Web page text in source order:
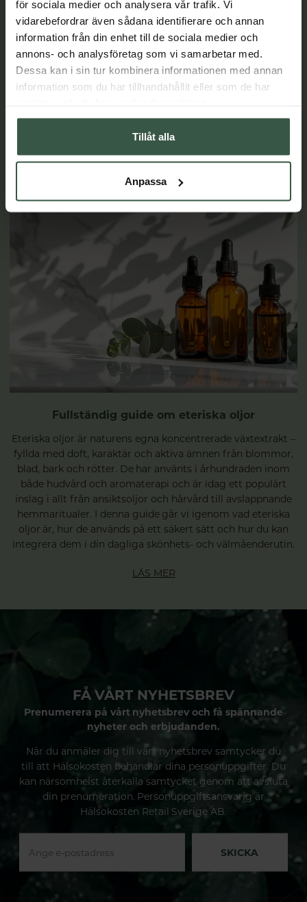
för sociala medier och analysera vår trafik. Vi
vidarebefordrar även sådana identifierare och annan
information från din enhet till de sociala medier och
annons- och analysföretag som vi samarbetar med.
Dessa kan i sin tur kombinera informationen med annan
information som du har tillhandahållit eller som de har
Tillåt alla
Anpassa
3 eteriska oljor för lindring vid förkylning
Eteriska oljor är perfekt att ha hemma i husapoteket, de kan
ge lindring vid flertalet besvär och åkommor. Inte minst
LÄS MER
Fullständig guide om eteriska oljor
Eteriska oljor är naturens egna koncentrerade växtextrakt –
fyllda med doft, karaktär och aktiva ämnen från blommor,
blad, bark och rötter. De har använts i århundraden inom
både hudvård och aromaterapi och är idag ett populärt
inslag i allt från ansiktsoljor och hårvård till avslappnande
hemmaritualer. I denna guide går vi igenom vad eteriska
oljor är, hur de används på ett säkert sätt och hur du kan
integrera dem i din dagliga skönhets- och välmåenderutin.
LÄS MER
FÅ VÅRT NYHETSBREV
Prenumerera på vårt nyhetsbrev och få spännande
nyheter och erbjudanden.
När du anmäler dig till vårt nyhetsbrev samtycker du
till att Hälsokosten behandlar dina personuppgifter. Du
kan närsomhelst återkalla samtycket genom att avsluta
din prenumeration. Personuppgiftsansvarig är
Hälsokosten Retail Sverige AB.
SKICKA